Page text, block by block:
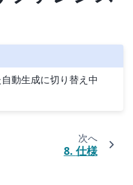
動生成に切り替え中
次へ
8.仕様